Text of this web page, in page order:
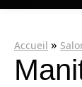
Accueil »